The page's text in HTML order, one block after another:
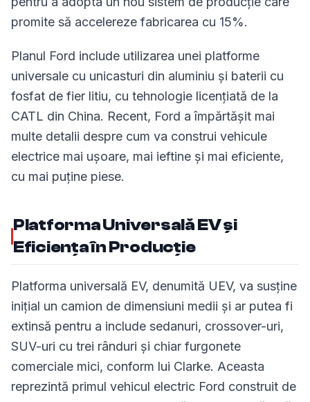
promite să accelereze fabricarea cu 15%.
Planul Ford include utilizarea unei platforme
universale cu unicasturi din aluminiu și baterii cu
fosfat de fier litiu, cu tehnologie licențiată de la
CATL din China. Recent, Ford a împărtășit mai
multe detalii despre cum va construi vehicule
electrice mai ușoare, mai ieftine și mai eficiente,
cu mai puține piese.
Platforma Universală EV și
Eficiența în Producție
Platforma universală EV, denumită UEV, va susține
inițial un camion de dimensiuni medii și ar putea fi
extinsă pentru a include sedanuri, crossover-uri,
SUV-uri cu trei rânduri și chiar furgonete
comerciale mici, conform lui Clarke. Aceasta
reprezintă primul vehicul electric Ford construit de